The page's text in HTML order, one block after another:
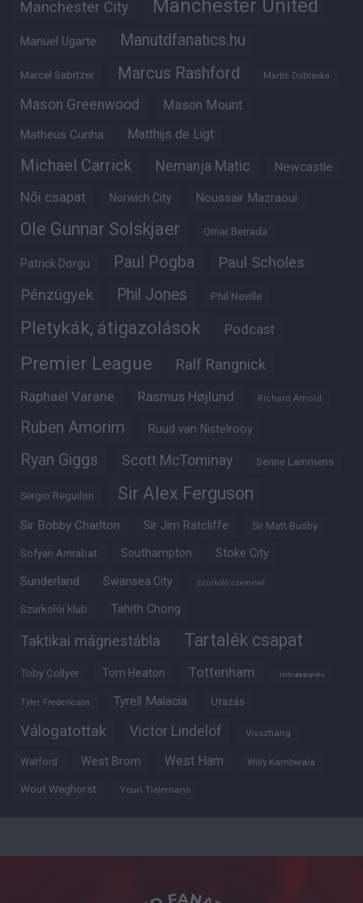
Manchester City Manchester United
Manuel Ugarte Manutdfanatics.hu
Marcel Sabitzer Marcus Rashford Martin Dubravka
Mason Greenwood Mason Mount
Matheus Cunha Matthijs de Ligt
Michael Carrick Nemanja Matic Newcastle
Női csapat Norwich City Noussair Mazraoui
Ole Gunnar Solskjaer Omar Berrada
Patrick Dorgu Paul Pogba Paul Scholes
Pénzügyek Phil Jones Phil Neville
Pletykák, átigazolások Podcast
Premier League Ralf Rangnick
Raphaël Varane Rasmus Højlund Richard Arnold
Ruben Amorim Ruud van Nistelrooy
Ryan Giggs Scott McTominay Senne Lammens
Sergio Reguilon Sir Alex Ferguson
Sir Bobby Charlton Sir Jim Ratcliffe Sir Matt Busby
Sofyan Amrabat Southampton Stoke City
Sunderland Swansea City Szurkoló szemmel
Szurkolói klub Tahith Chong
Taktikai mágnestábla Tartalék csapat
Toby Collyer Tom Heaton Tottenham Trófeabibliográfia
Tyler Fredericson Tyrell Malacia Utazás
Válogatottak Victor Lindelöf Visszhang
Watford West Brom West Ham Willy Kambwala
Wout Weghorst Youri Tielemans